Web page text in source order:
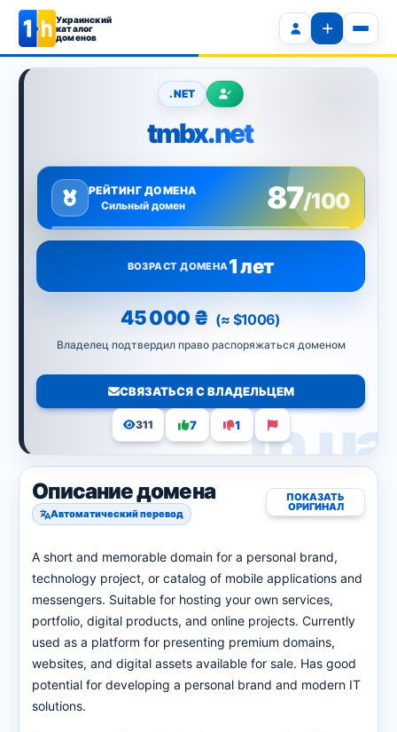
Украинский
каталог
доменов
.NET
tmbx.net
РЕЙТИНГ ДОМЕНА
Сильный домен
87/100
ВОЗРАСТ ДОМЕНА 1 лет
45 000 ₴ (≈ $1006)
Владелец подтвердил право распоряжаться доменом
СВЯЗАТЬСЯ С ВЛАДЕЛЬЦЕМ
311 7 1
Описание домена
Автоматический перевод
ПОКАЗАТЬ
ОРИГИНАЛ
A short and memorable domain for a personal brand,
technology project, or catalog of mobile applications and
messengers. Suitable for hosting your own services,
portfolio, digital products, and online projects. Currently
used as a platform for presenting premium domains,
websites, and digital assets available for sale. Has good
potential for developing a personal brand and modern IT
solutions.